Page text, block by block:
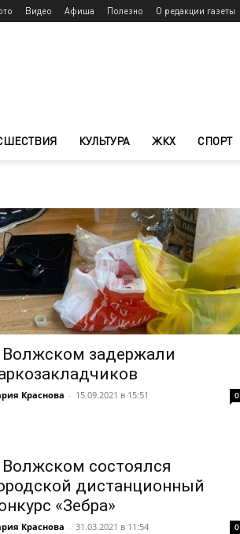
Видео Афиша Полезно О редакции газеты
КУЛЬТУРА ЖКХ СПОРТ
Волжском задержали
Краснова - 15.09.2021 в 15:51 0
Волжском состоялся
дистанционный
«Зебра»
Краснова - 31.03.2021 в 11:54 0